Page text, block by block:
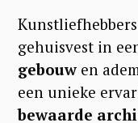
gehuisvest in
gebouw en
een unieke
bewaarde